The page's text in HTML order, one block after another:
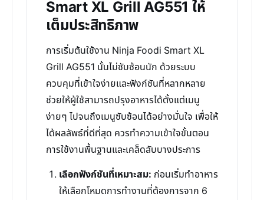
Smart XL Grill AG551 ให้
เต็มประสิทธิภาพ
การเริ่มต้นใช้งาน Ninja Foodi Smart XL
Grill AG551 นั้นไม่ซับซ้อนนัก ด้วยระบบ
ควบคุมที่เข้าใจง่ายและฟังก์ชันที่หลากหลาย
ช่วยให้ผู้ใช้สามารถปรุงอาหารได้ตั้งแต่เมนู
ง่ายๆ ไปจนถึงเมนูซับซ้อนได้อย่างมั่นใจ เพื่อให้
ได้ผลลัพธ์ที่ดีที่สุด ควรทำความเข้าใจขั้นตอน
การใช้งานพื้นฐานและเคล็ดลับบางประการ
เลือกฟังก์ชันที่เหมาะสม: ก่อนเริ่มทำอาหาร
ให้เลือกโหมดการทำงานที่ต้องการจาก 6